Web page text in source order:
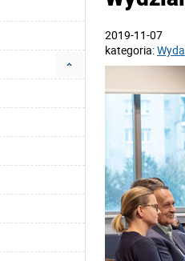
2019-11-07
kategoria: